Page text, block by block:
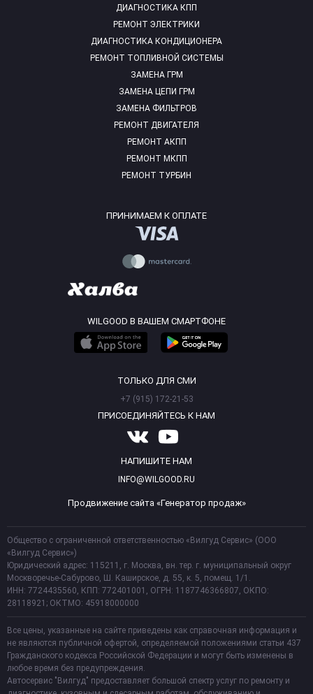
ДИАГНОСТИКА КПП
РЕМОНТ ЭЛЕКТРИКИ
ДИАГНОСТИКА КОНДИЦИОНЕРА
РЕМОНТ ТОПЛИВНОЙ СИСТЕМЫ
ЗАМЕНА ГРМ
ЗАМЕНА ЦЕПИ ГРМ
ЗАМЕНА ФИЛЬТРОВ
РЕМОНТ ДВИГАТЕЛЯ
РЕМОНТ АКПП
РЕМОНТ МКПП
РЕМОНТ ТУРБИН
ПРИНИМАЕМ К ОПЛАТЕ
WILGOOD В ВАШЕМ СМАРТФОНЕ
ТОЛЬКО ДЛЯ СМИ
+7 (915) 172-21-53
ПРИСОЕДИНЯЙТЕСЬ К НАМ
НАПИШИТЕ НАМ
INFO@WILGOOD.RU
Продвижение сайта «Генератор продаж»
Общество с ограниченной ответственностью «Вилгуд Сервис» (ООО
«Вилгуд Сервис»)
Юридический адрес: 115211, г. Москва, вн. тер. г. муниципальный округ
Москворечье-Сабурово, Ш. Каширское, д. 55, к. 5, помещ. 1/1.
ИНН: 7724435560, КПП: 772401001, ОГРН: 1187746366807, ОКПО:
28118921; ОКТМО: 45918000000
Все цены, указанные на сайте приведены как справочная информация и
не являются публичной офертой, определяемой положениями статьи 437
Гражданского кодекса Российской Федерации и могут быть изменены в
любое время без предупреждения.
Автосервис "Вилгуд" предоставляет большой спектр услуг по ремонту и